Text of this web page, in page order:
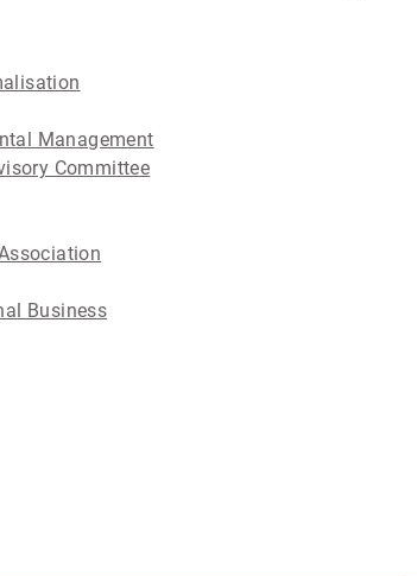
Management
Committee
Business